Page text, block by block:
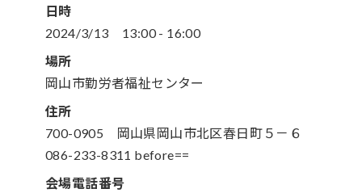
日時
2024/3/13
13:00- 16:00
場所
岡山市勤労者福祉センター
住所
700-0905 岡山県岡山市北区春日町５－６
086-233-8311 before==
会場電話番号